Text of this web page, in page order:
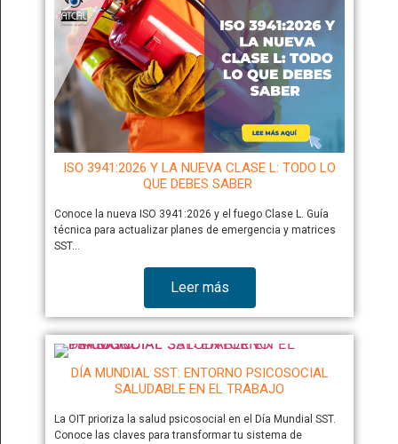
ISO 3941:2026 Y LA NUEVA CLASE L: TODO LO
QUE DEBES SABER
Conoce la nueva ISO 3941:2026 y el fuego Clase L. Guía
técnica para actualizar planes de emergencia y matrices
SST…
Leer más
DÍA MUNDIAL SST: ENTORNO PSICOSOCIAL
SALUDABLE EN EL TRABAJO
La OIT prioriza la salud psicosocial en el Día Mundial SST.
Conoce las claves para transformar tu sistema de